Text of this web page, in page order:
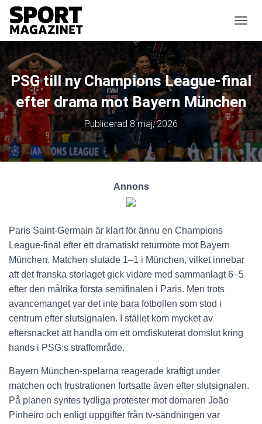
PSG till ny Champions League-final
efter drama mot Bayern München
Publicerad8 maj, 2026
Annons
Paris Saint-Germain är klart för ännu en Champions
League-final efter ett dramatiskt returmöte mot Bayern
München. Matchen slutade 1–1 i München, vilket innebar
att det franska storlaget gick vidare med sammanlagt 6–5
efter den målrika första semifinalen i Paris. Men trots
avancemanget var det inte bara fotbollen som stod i
centrum efter slutsignalen. I stället kom mycket av
eftersnacket att handla om ett omdiskuterat domslut kring
hands i PSG:s straffområde.
Bayern München-spelarna reagerade kraftigt under
matchen och frustrationen fortsatte även efter slutsignalen.
På planen syntes tydliga protester mot domaren João
Pinheiro och enligt uppgifter från tv-sändningen var